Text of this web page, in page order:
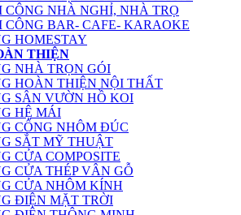
CÔNG NHÀ NGHỈ, NHÀ TRỌ
CÔNG BAR- CAFE- KARAOKE
HOMESTAY
THIỆN
NHÀ TRỌN GÓI
HOÀN THIỆN NỘI THẤT
SÂN VƯỜN HỒ KOI
HỆ MÁI
CỔNG NHÔM ĐÚC
SẮT MỸ THUẬT
CỬA COMPOSITE
CỬA THÉP VÂN GỖ
CỬA NHÔM KÍNH
ĐIỆN MẶT TRỜI